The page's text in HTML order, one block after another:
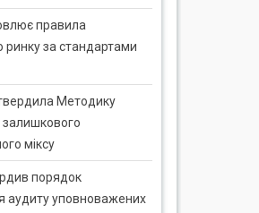
правила
ринку за стандартами
Методику
залишкового
міксу
порядок
аудиту уповноважених